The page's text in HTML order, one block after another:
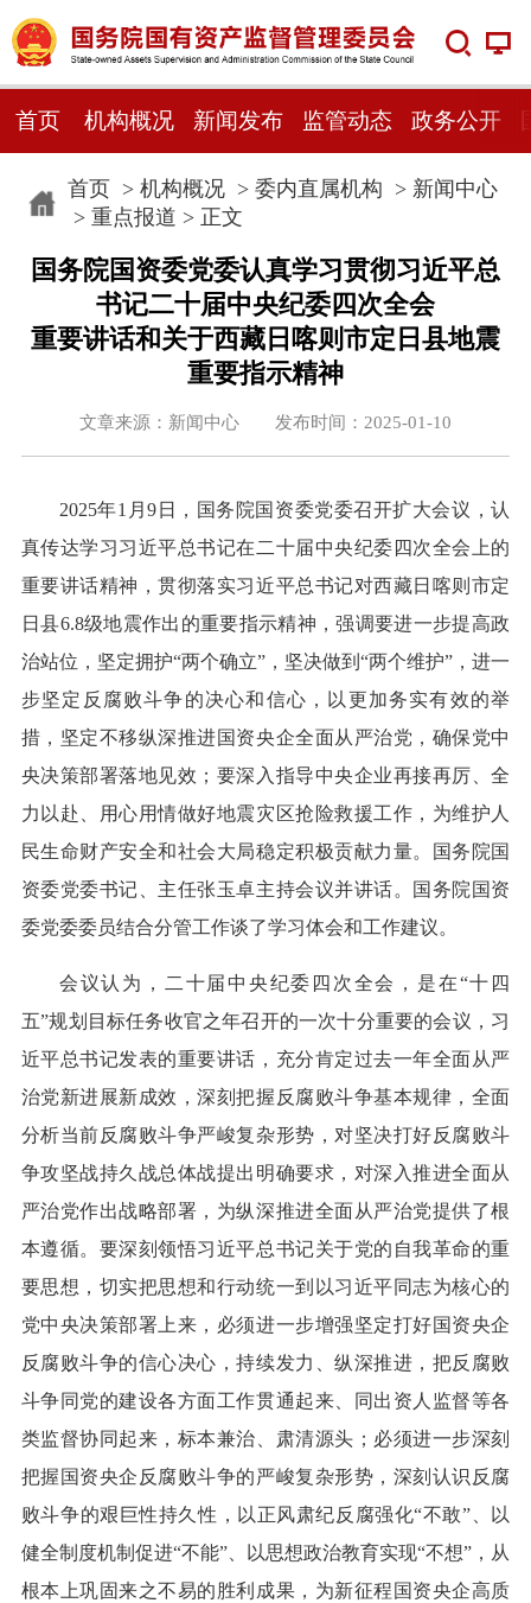
首页 机构概况 新闻发布 监管动态 政务公开
首页> 机构概况> 委内直属机构 > 新闻中心
> 重点报道 > 正文
国务院国资委党委认真学习贯彻习近平总
书记二十届中央纪委四次全会
重要讲话和关于西藏日喀则市定日县地震
重要指示精神
文章来源：新闻中心 发布时间：2025-01-10
2025年1月9日，国务院国资委党委召开扩大会议，认
真传达学习习近平总书记在二十届中央纪委四次全会上的
重要讲话精神，贯彻落实习近平总书记对西藏日喀则市定
日县6.8级地震作出的重要指示精神，强调要进一步提高政
治站位，坚定拥护“两个确立”，坚决做到“两个维护”，进一
步坚定反腐败斗争的决心和信心，以更加务实有效的举
措，坚定不移纵深推进国资央企全面从严治党，确保党中
央决策部署落地见效；要深入指导中央企业再接再厉、全
力以赴、用心用情做好地震灾区抢险救援工作，为维护人
民生命财产安全和社会大局稳定积极贡献力量。国务院国
资委党委书记、主任张玉卓主持会议并讲话。国务院国资
委党委委员结合分管工作谈了学习体会和工作建议。
会议认为，二十届中央纪委四次全会，是在“十四
五”规划目标任务收官之年召开的一次十分重要的会议，习
近平总书记发表的重要讲话，充分肯定过去一年全面从严
治党新进展新成效，深刻把握反腐败斗争基本规律，全面
分析当前反腐败斗争严峻复杂形势，对坚决打好反腐败斗
争攻坚战持久战总体战提出明确要求，对深入推进全面从
严治党作出战略部署，为纵深推进全面从严治党提供了根
本遵循。要深刻领悟习近平总书记关于党的自我革命的重
要思想，切实把思想和行动统一到以习近平同志为核心的
党中央决策部署上来，必须进一步增强坚定打好国资央企
反腐败斗争的信心决心，持续发力、纵深推进，把反腐败
斗争同党的建设各方面工作贯通起来、同出资人监督等各
类监督协同起来，标本兼治、肃清源头；必须进一步深刻
把握国资央企反腐败斗争的严峻复杂形势，深刻认识反腐
败斗争的艰巨性持久性，以正风肃纪反腐强化“不敢”、以
健全制度机制促进“不能”、以思想政治教育实现“不想”，从
根本上巩固来之不易的胜利成果，为新征程国资央企高质